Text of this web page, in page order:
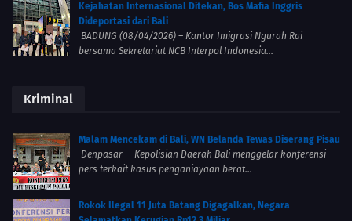
Kejahatan Internasional Ditekan, Bos Mafia Inggris
Dideportasi dari Bali
BADUNG (08/04/2026) – Kantor Imigrasi Ngurah Rai
bersama Sekretariat NCB Interpol Indonesia...
Kriminal
Malam Mencekam di Bali, WN Belanda Tewas Diserang Pisau
Denpasar — Kepolisian Daerah Bali menggelar konferensi
pers terkait kasus penganiayaan berat...
Rokok Ilegal 11 Juta Batang Digagalkan, Negara